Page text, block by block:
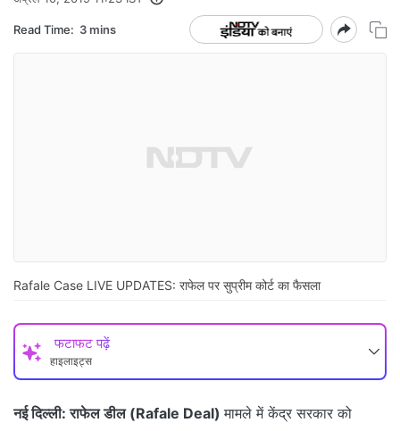
Read Time: 3 mins
Rafale Case LIVE UPDATES: राफेल पर सुप्रीम कोर्ट का फैसला
फटाफट पढ़ें
हाइलाइट्स
नई दिल्ली: राफेल डील (Rafale Deal)मामले में केंद्र सरकार को